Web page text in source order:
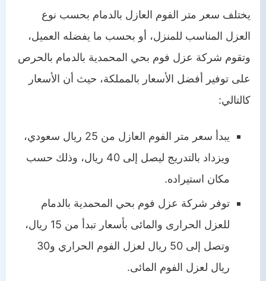
يختلف سعر متر الفوم العازل بالدمام بحسب نوع
العزل المناسب للمنزل، أو بحسب ما يفضله العميل،
وتقوم شركة عزل فوم بحي المحمدية بالدمام بالحرص
على توفير أفضل الأسعار بالمملكة، حيث أن الأسعار
كالتالي:
يبدأ سعر متر الفوم العازل من 25 ريال سعودي،
ويزداد بالتدريج ليصل إلى 40 ريال، وذلك حسب
مكان استيراده.
توفر شركة عزل فوم بحي المحمدية بالدمام
للعزل الحرارى والمائى بأسعار تبدأ من 15 ريال،
وتصل إلى 50 ريال لعزل الفوم الحراري و30
ريال لعزل الفوم المائى.